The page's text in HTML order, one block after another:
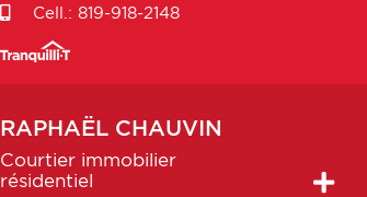
Cell.: 819-918-2148
RAPHAËL CHAUVIN
Courtier immobilier
résidentiel